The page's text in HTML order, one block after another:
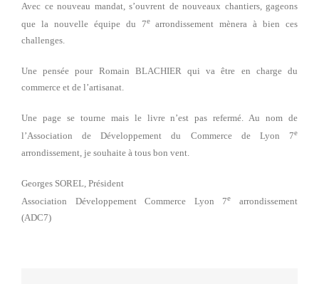
Avec ce nouveau mandat, s’ouvrent de nouveaux chantiers, gageons
que la nouvelle équipe du 7earrondissement mènera à bien ces
challenges.
Une pensée pour Romain BLACHIER qui va être en charge du
commerce et de l’artisanat.
Une page se tourne mais le livre n’est pas refermé. Au nom de
l’Association de Développement du Commerce de Lyon 7e
arrondissement, je souhaite à tous bon vent.
Georges SOREL, Président
Association Développement Commerce Lyon 7e
arrondissement
(ADC7)